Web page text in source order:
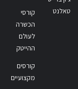
טאלנט
קורסי
הכשרה
לעולם
ההייטק
קורסים
מקצועיים